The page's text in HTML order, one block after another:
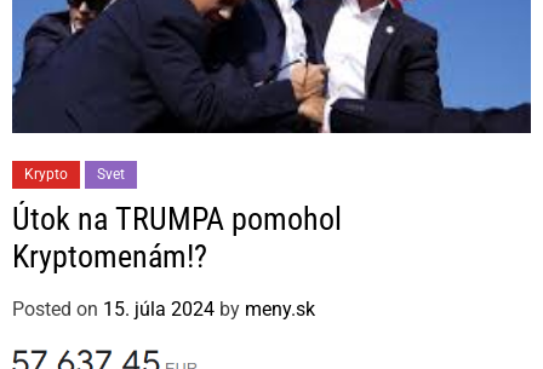
a
t
e
o
r
Krypto Svet
Útok na TRUMPA pomohol
Kryptomenám!?
Posted on 15. júla 2024 by meny.sk